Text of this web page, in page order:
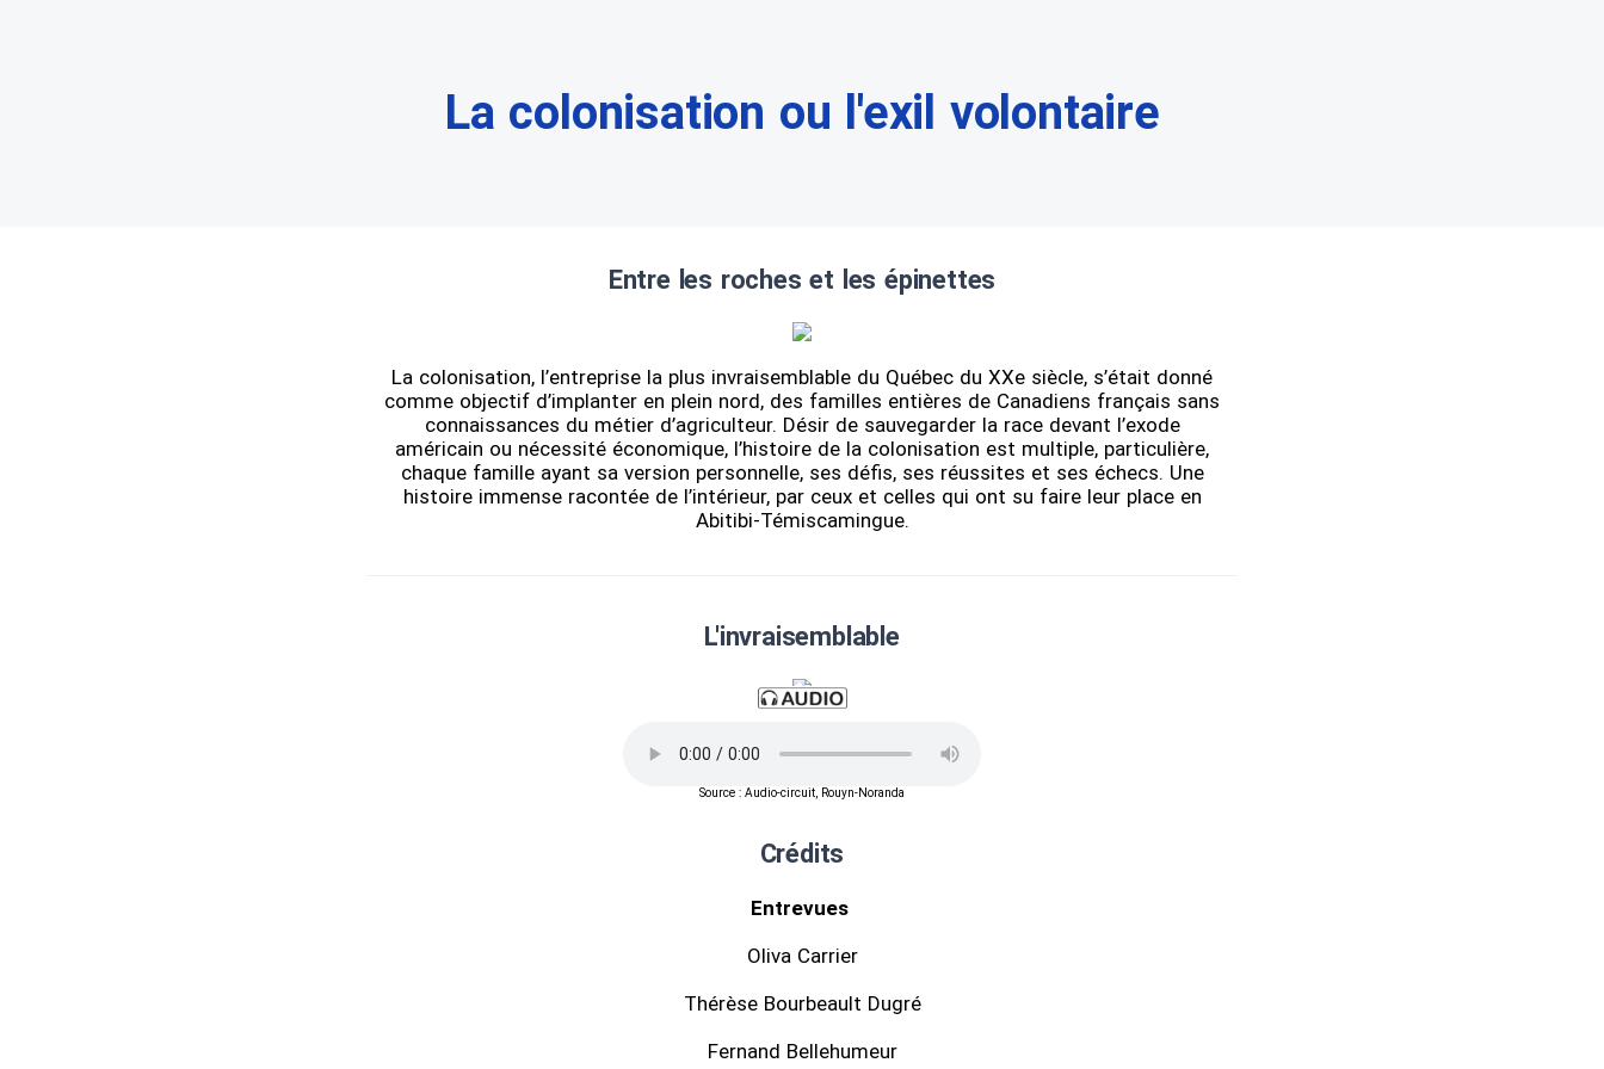
La colonisation ou l'exil volontaire
Entre les roches et les épinettes
La colonisation, l’entreprise la plus invraisemblable du Québec du XXe siècle, s’était donné
comme objectif d’implanter en plein nord, des familles entières de Canadiens français sans
connaissances du métier d’agriculteur. Désir de sauvegarder la race devant l’exode
américain ou nécessité économique, l’histoire de la colonisation est multiple, particulière,
chaque famille ayant sa version personnelle, ses défis, ses réussites et ses échecs. Une
histoire immense racontée de l’intérieur, par ceux et celles qui ont su faire leur place en
Abitibi-Témiscamingue.
L'invraisemblable
Source : Audio-circuit, Rouyn-Noranda
Crédits
Entrevues
Oliva Carrier
Thérèse Bourbeault Dugré
Fernand Bellehumeur